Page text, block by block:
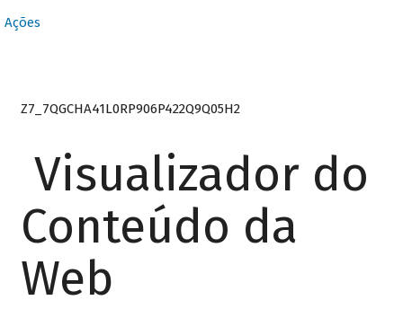
Ações
Z7_7QGCHA41L0RP906P422Q9Q05H2
Visualizador do
Conteúdo da
Web